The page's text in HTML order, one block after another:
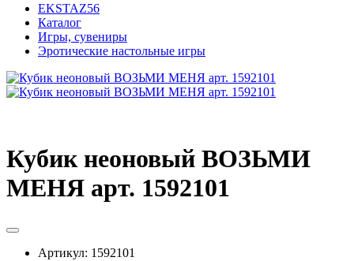
EKSTAZ56
Каталог
Игры, сувениры
Эротические настольные игры
Кубик неоновый ВОЗЬМИ
МЕНЯ арт. 1592101
Артикул: 1592101